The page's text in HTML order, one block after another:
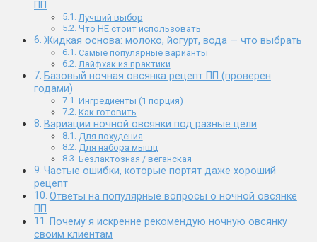
ПП
Лучший выбор
Что НЕ стоит использовать
Жидкая основа: молоко, йогурт, вода — что выбрать
Самые популярные варианты
Лайфхак из практики
Базовый ночная овсянка рецепт ПП (проверен
годами)
Ингредиенты (1 порция)
Как готовить
Вариации ночной овсянки под разные цели
Для похудения
Для набора мышц
Безлактозная / веганская
Частые ошибки, которые портят даже хороший
рецепт
Ответы на популярные вопросы о ночной овсянке
ПП
Почему я искренне рекомендую ночную овсянку
своим клиентам